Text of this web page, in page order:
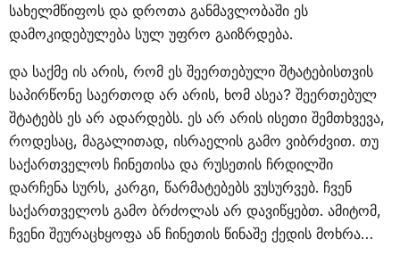
სახელმწიფოს და დროთა განმავლობაში ეს
დამოკიდებულება სულ უფრო გაიზრდება.
და საქმე ის არის, რომ ეს შეერთებული შტატებისთვის
საპირწონე საერთოდ არ არის, ხომ ასეა? შეერთებულ
შტატებს ეს არ ადარდებს. ეს არ არის ისეთი შემთხვევა,
როდესაც, მაგალითად, ისრაელის გამო ვიბრძვით. თუ
საქართველოს ჩინეთისა და რუსეთის ჩრდილში
დარჩენა სურს, კარგი, წარმატებებს ვუსურვებ. ჩვენ
საქართველოს გამო ბრძოლას არ დავიწყებთ. ამიტომ,
ჩვენი შეურაცხყოფა ან ჩინეთის წინაშე ქედის მოხრა…